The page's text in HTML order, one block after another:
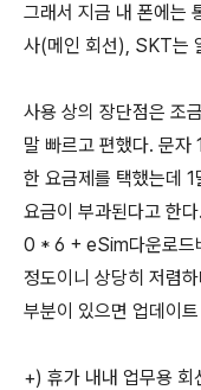
그래서 지금 내 폰에는
사(메인 회선), SKT는
사용 상의 장단점은 조
말 빠르고 편했다. 문
한 요금제를 택했는데
요금이 부과된다고 한
0 * 6 + eSim다운로
정도이니 상당히 저렴
부분이 있으면 업데이
+) 휴가 내내 업무용 회